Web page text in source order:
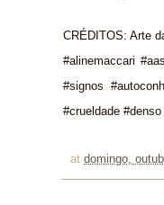
CRÉDITOS: Arte
#alinemaccari
#signos
#crueldade
at domingo,